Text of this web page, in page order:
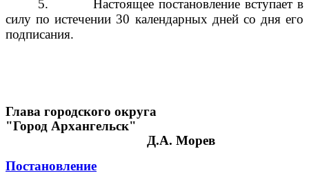
5.
Настоящее постановление вступает в
силу по истечении 30 календарных дней со дня его
подписания.
Глава городского округа
"Город Архангельск"
Д.А. Морев
Постановление